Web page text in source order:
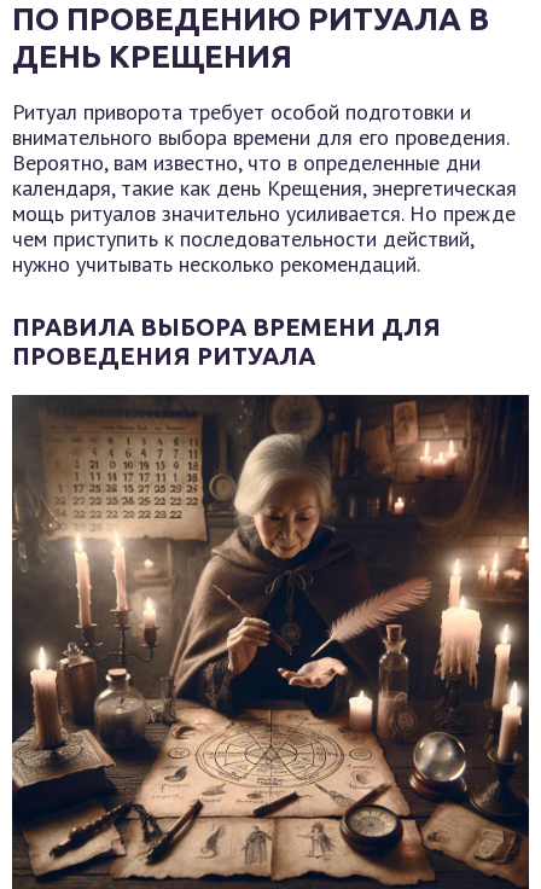
ПО ПРОВЕДЕНИЮ РИТУАЛА В
ДЕНЬ КРЕЩЕНИЯ
Ритуал приворота требует особой подготовки и
внимательного выбора времени для его проведения.
Вероятно, вам известно, что в определенные дни
календаря, такие как день Крещения, энергетическая
мощь ритуалов значительно усиливается. Но прежде
чем приступить к последовательности действий,
нужно учитывать несколько рекомендаций.
ПРАВИЛА ВЫБОРА ВРЕМЕНИ ДЛЯ
ПРОВЕДЕНИЯ РИТУАЛА